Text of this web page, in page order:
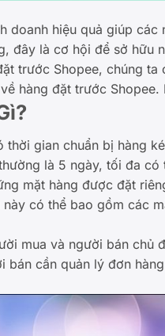
doanh hiệu quả giúp
đây là cơ hội để sở hữu
trước Shopee, chúng
hàng đặt trước Shopee.
thời gian chuẩn bị hàng
là 5 ngày, tối đa có
mặt hàng được đặt
có thể bao gồm các
mua và người bán
cần quản lý đơn